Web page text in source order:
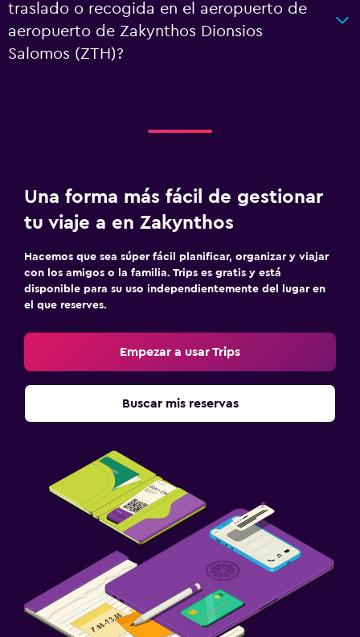
traslado o recogida en el aeropuerto de
aeropuerto de Zakynthos Dionsios
Salomos (ZTH)?
Una forma más fácil de gestionar
tu viaje a en Zakynthos
Hacemos que sea súper fácil planificar, organizar y viajar
con los amigos o la familia. Trips es gratis y está
disponible para su uso independientemente del lugar en
el que reserves.
Empezar a usar Trips
Buscar mis reservas